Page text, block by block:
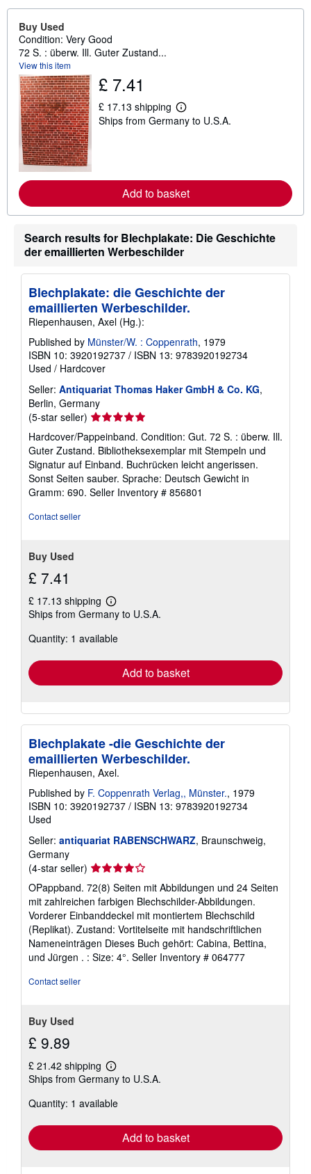
Buy Used
Condition: Very Good
72 S. : überw. Ill. Guter Zustand...
View this item
£ 7.41
£ 17.13 shipping
L
e
e
a
b
u
s
p
p
i
r
a
t
Ships from Germany to U.S.A.
Add to basket
Search results for Blechplakate: Die Geschichte
der emaillierten Werbeschilder
Blechplakate: die Geschichte der
emaillierten Werbeschilder.
Riepenhausen, Axel (Hg.):
Published by Münster/W. : Coppenrath, 1979
ISBN 10: 3920192737 / ISBN 13: 9783920192734
Used / Hardcover
Seller: Antiquariat Thomas Haker GmbH & Co. KG,
Berlin, Germany
(5-star seller) Seller
rating
5
out
of
5
stars
Hardcover/Pappeinband. Condition: Gut. 72 S. : überw. Ill.
Guter Zustand. Bibliotheksexemplar mit Stempeln und
Signatur auf Einband. Buchrücken leicht angerissen.
Sonst Seiten sauber. Sprache: Deutsch Gewicht in
Gramm: 690. Seller Inventory # 856801
Contact seller
Buy Used
£ 7.41
£ 17.13 shipping
Learn
more
shipping
Ships from Germany to U.S.A.
Quantity: 1 available
Add to basket
Blechplakate -die Geschichte der
emaillierten Werbeschilder.
Riepenhausen, Axel.
Published by F. Coppenrath Verlag,, Münster., 1979
ISBN 10: 3920192737 / ISBN 13: 9783920192734
Used
Seller: antiquariat RABENSCHWARZ, Braunschweig,
Germany
(4-star seller) Seller
rating
4
out
of
5
stars
OPappband. 72(8) Seiten mit Abbildungen und 24 Seiten
mit zahlreichen farbigen Blechschilder-Abbildungen.
Vorderer Einbanddeckel mit montiertem Blechschild
(Replikat). Zustand: Vortitelseite mit handschriftlichen
Nameneinträgen Dieses Buch gehört: Cabina, Bettina,
und Jürgen . : Size: 4°. Seller Inventory # 064777
Contact seller
Buy Used
£ 9.89
£ 21.42 shipping
Learn
more
shipping
Ships from Germany to U.S.A.
Quantity: 1 available
Add to basket